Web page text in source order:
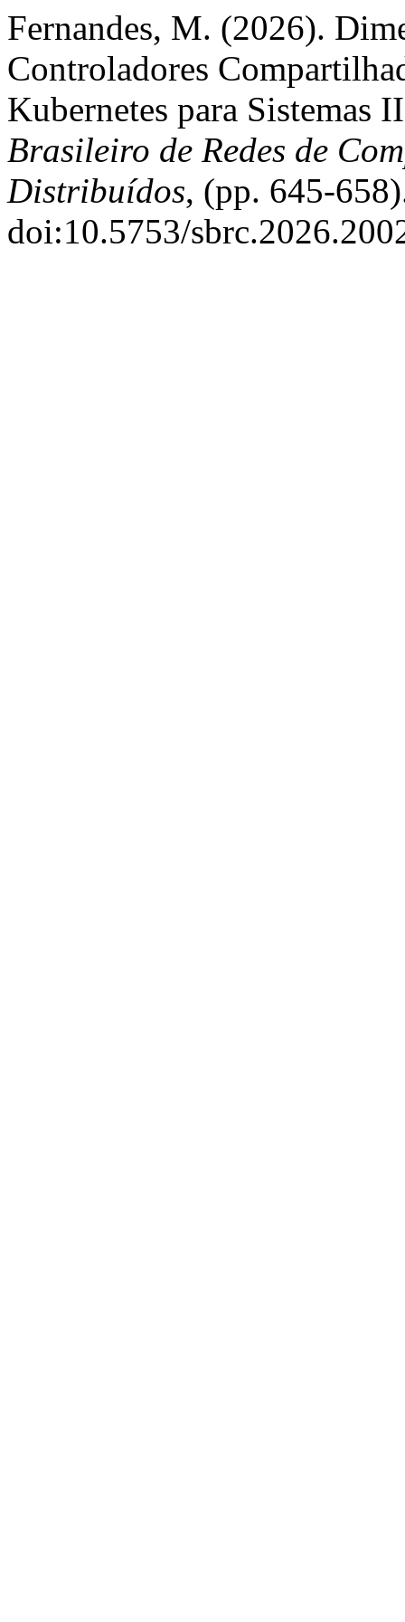
Fernandes, M. (2026).
Controladores
Kubernetes para Sistemas
Brasileiro de Redes de
Distribuídos, (pp. 645-
doi:10.5753/